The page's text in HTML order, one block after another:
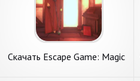
Скачать Escape Game: Magic